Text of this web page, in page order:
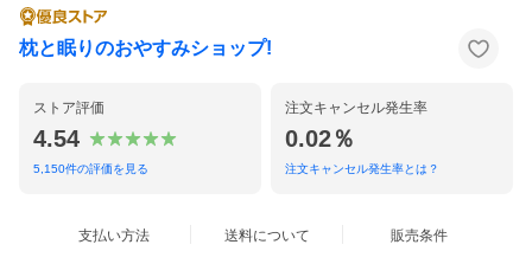
殿様枕のような、高すぎる枕にはデメリットも。逆に、埋める必
枕と眠りのおやすみショップ!
ストア評価
4.54
5,150件の評価を見る
注文キャンセル発生率
0.02％
注文キャンセル発生率とは？
支払い方法 送料について 販売条件